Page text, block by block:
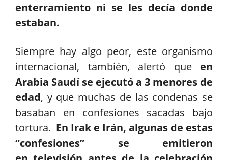
enterramiento ni se les decía donde
estaban.
Siempre hay algo peor, este organismo
internacional, también, alertó que en
Arabia Saudí se ejecutó a 3 menores de
edad, y que muchas de las condenas se
basaban en confesiones sacadas bajo
tortura. En Irak e Irán, algunas de estas
“confesiones” se emitieron